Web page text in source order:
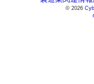
© 2026